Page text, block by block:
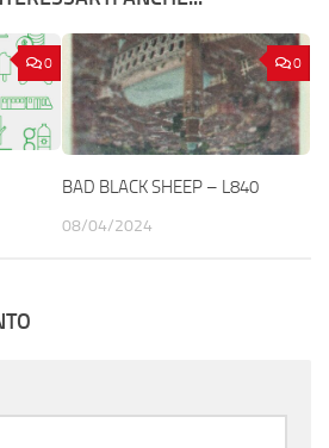
0 0
BAD BLACK SHEEP – L840
08/04/2024